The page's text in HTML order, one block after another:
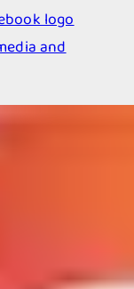
logo
and